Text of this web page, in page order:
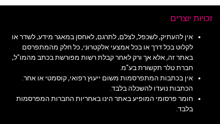
זכויות יוצרים
אין להעתיק, לשכפל, לצלם, לתרגם, לאחסן במאגר מידע, לשדר או
לקלוט בכל דרך או בכל אמצעי אלקטרוני, כל חלק מהמתפרסם
באתר זה, אלא אך ורק לאחר קבלת רשות מפורשת בכתב מהמו"ל,
חברת טלר תקשורת בע"מ.
אין בכתבות המתפרסמות משום ייעוץ רפואי, קוסמטי או אחר.
הכתבות נועדו להשכלה בלבד.
חומר פרסומי המופיע באתר הינו באחריות החברות המפרסמות
בלבד.